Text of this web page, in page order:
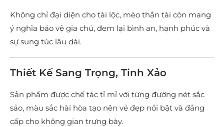
Không chỉ đại diện cho tài lộc, mèo thần tài còn mang
ý nghĩa bảo vệ gia chủ, đem lại bình an, hạnh phúc và
sự sung túc lâu dài.
Thiết Kế Sang Trọng, Tinh Xảo
Sản phẩm được chế tác tỉ mỉ với từng đường nét sắc
sảo, màu sắc hài hòa tạo nên vẻ đẹp nổi bật và đẳng
cấp cho không gian trưng bày.